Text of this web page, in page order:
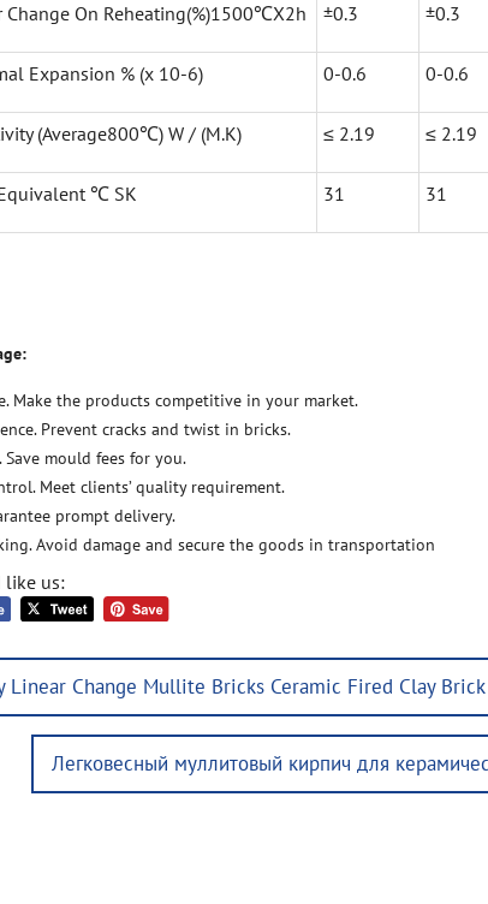
Change On Reheating(%)1500℃X2h ±0.3 ±0.3
Expansion % (x 10-6) 0-0.6 0-0.6
(Average800℃) W / (M.K) ≤ 2.19 ≤ 2.19
℃ SK 31 31
Make the products competitive in your market.
Prevent cracks and twist in bricks.
mould fees for you.
Meet clients’ quality requirement.
prompt delivery.
Avoid damage and secure the goods in transportation
like us:
Linear Change Mullite Bricks Ceramic Fired Clay
Next
post:
Легковесный муллитовый кирпич для